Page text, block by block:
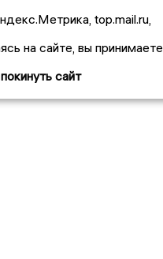
top.mail.ru,
на сайте, вы принимаете
сайт